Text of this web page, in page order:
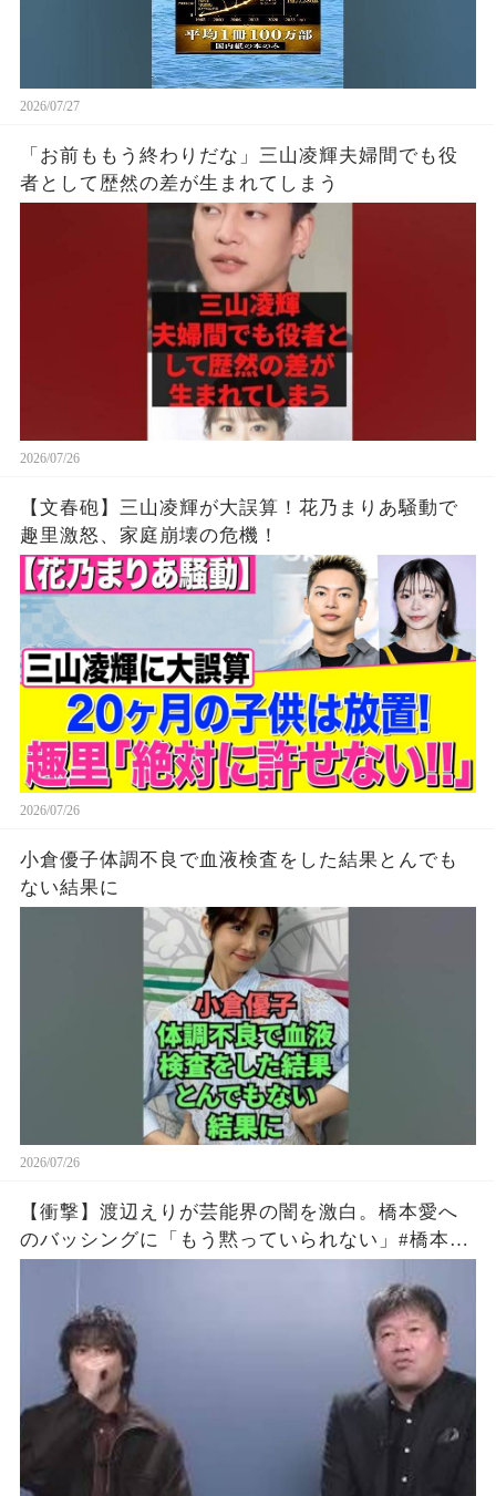
2026/07/27
「お前ももう終わりだな」三山凌輝夫婦間でも役
者として歴然の差が生まれてしまう
2026/07/26
【文春砲】三山凌輝が大誤算！花乃まりあ騒動で
趣里激怒、家庭崩壊の危機！
2026/07/26
小倉優子体調不良で血液検査をした結果とんでも
ない結果に
2026/07/26
【衝撃】渡辺えりが芸能界の闇を激白。橋本愛へ
のバッシングに「もう黙っていられない」#橋本愛